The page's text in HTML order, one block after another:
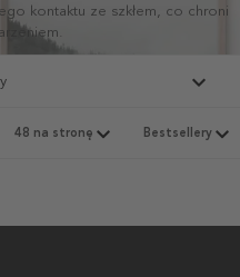
kontaktu ze szkłem, co chroni